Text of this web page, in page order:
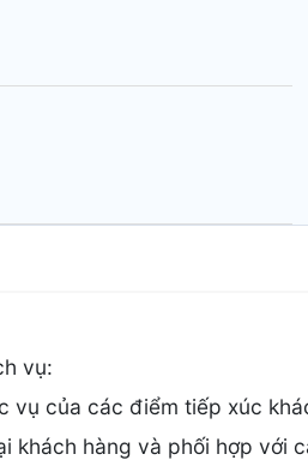
vụ:
vụ của các điểm tiếp xúc
khách hàng và phối hợp với